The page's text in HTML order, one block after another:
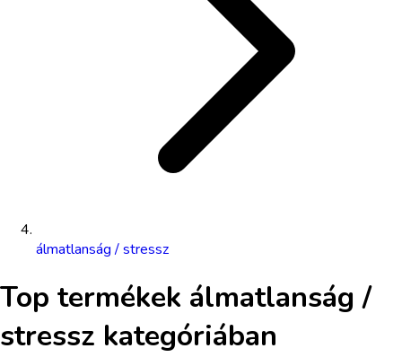
álmatlanság / stressz
Top termékek álmatlanság /
stressz kategóriában